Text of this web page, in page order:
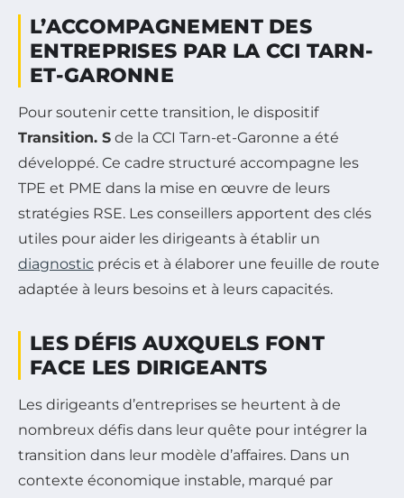
L’ACCOMPAGNEMENT DES
ENTREPRISES PAR LA CCI TARN-
ET-GARONNE
Pour soutenir cette transition, le dispositif
Transition. S de la CCI Tarn-et-Garonne a été
développé. Ce cadre structuré accompagne les
TPE et PME dans la mise en œuvre de leurs
stratégies RSE. Les conseillers apportent des clés
utiles pour aider les dirigeants à établir un
diagnostic précis et à élaborer une feuille de route
adaptée à leurs besoins et à leurs capacités.
LES DÉFIS AUXQUELS FONT
FACE LES DIRIGEANTS
Les dirigeants d’entreprises se heurtent à de
nombreux défis dans leur quête pour intégrer la
transition dans leur modèle d’affaires. Dans un
contexte économique instable, marqué par